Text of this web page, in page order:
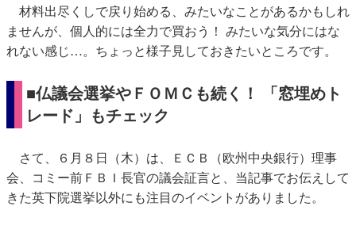
材料出尽くしで戻り始める、みたいなことがあるかもしれ
ませんが、個人的には全力で買おう！ みたいな気分にはな
れない感じ…。ちょっと様子見しておきたいところです。
■仏議会選挙やＦＯＭＣも続く！ 「窓埋めト
レード」もチェック
さて、６月８日（木）は、ＥＣＢ（欧州中央銀行）理事
会、コミー前ＦＢＩ長官の議会証言と、当記事でお伝えして
きた英下院選挙以外にも注目のイベントがありました。